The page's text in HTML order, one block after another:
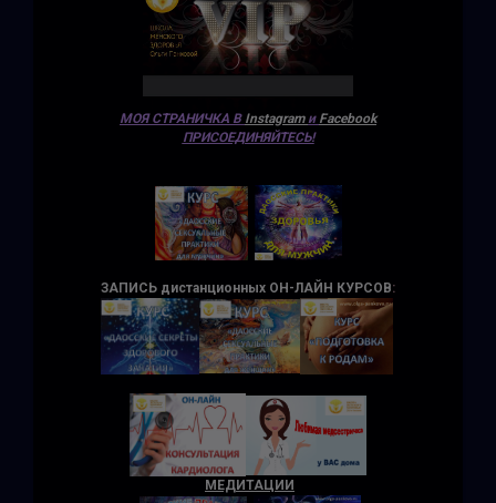
МОЯ СТРАНИЧКА В Instagram и Facebook
ПРИСОЕДИНЯЙТЕСЬ!
ЗАПИСЬ дистанционных ОН-ЛАЙН КУРСОВ:
МЕДИТАЦИИ